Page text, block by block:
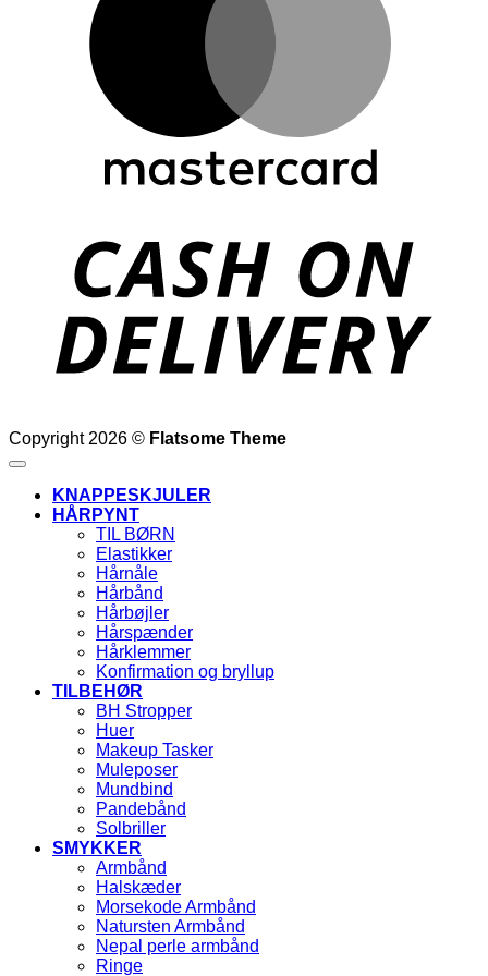
Copyright 2026 © Flatsome Theme
KNAPPESKJULER
HÅRPYNT
TIL BØRN
Elastikker
Hårnåle
Hårbånd
Hårbøjler
Hårspænder
Hårklemmer
Konfirmation og bryllup
TILBEHØR
BH Stropper
Huer
Makeup Tasker
Muleposer
Mundbind
Pandebånd
Solbriller
SMYKKER
Armbånd
Halskæder
Morsekode Armbånd
Natursten Armbånd
Nepal perle armbånd
Ringe